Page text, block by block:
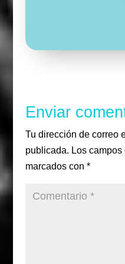
k
Enviar
Tu dirección de correo
publicada. Los
marcados con *